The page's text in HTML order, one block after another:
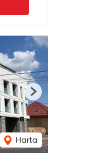
Harta
Next